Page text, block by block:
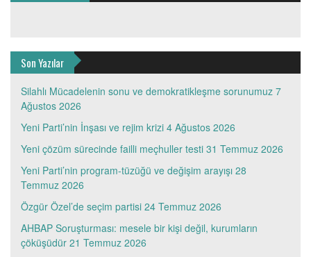
Son Yazılar
Silahlı Mücadelenin sonu ve demokratikleşme sorunumuz 7
Ağustos 2026
Yeni Parti’nin İnşası ve rejim krizi 4 Ağustos 2026
Yeni çözüm sürecinde failli meçhuller testi 31 Temmuz 2026
Yeni Parti’nin program-tüzüğü ve değişim arayışı 28
Temmuz 2026
Özgür Özel’de seçim partisi 24 Temmuz 2026
AHBAP Soruşturması: mesele bir kişi değil, kurumların
çöküşüdür 21 Temmuz 2026